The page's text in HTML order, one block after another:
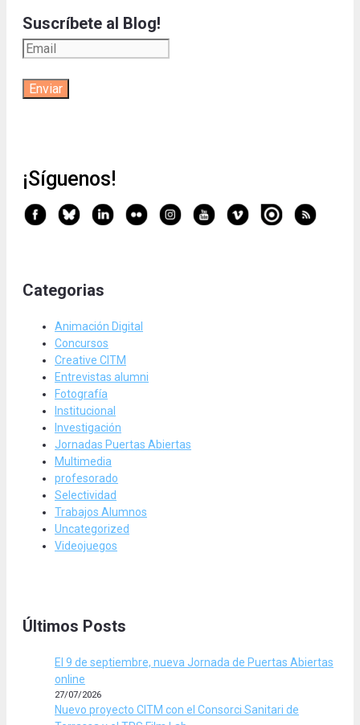
Suscríbete al Blog!
¡Síguenos!
Categorias
Animación Digital
Concursos
Creative CITM
Entrevistas alumni
Fotografía
Institucional
Investigación
Jornadas Puertas Abiertas
Multimedia
profesorado
Selectividad
Trabajos Alumnos
Uncategorized
Videojuegos
Últimos Posts
El 9 de septiembre, nueva Jornada de Puertas Abiertas
online
27/07/2026
Nuevo proyecto CITM con el Consorci Sanitari de